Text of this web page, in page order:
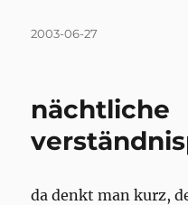
Posted
2003-06-27
nächtliche
da denkt man kurz,